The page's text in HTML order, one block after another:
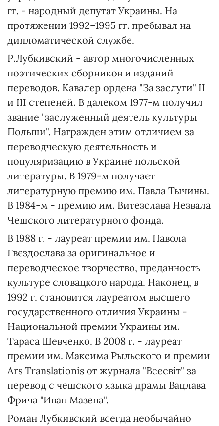
гг. - народный депутат Украины. На
протяжении 1992–1995 гг. пребывал на
дипломатической службе.
Р.Лубкивский - автор многочисленных
поэтических сборников и изданий
переводов. Кавалер ордена "За заслуги" II
и III степеней. В далеком 1977-м получил
звание "заслуженный деятель культуры
Польши". Награжден этим отличием за
переводческую деятельность и
популяризацию в Украине польской
литературы. В 1979-м получает
литературную премию им. Павла Тычины.
В 1984-м - премию им. Витезслава Незвала
Чешского литературного фонда.
В 1988 г. - лауреат премии им. Павола
Гвездослава за оригинальное и
переводческое творчество, преданность
культуре словацкого народа. Наконец, в
1992 г. становится лауреатом высшего
государственного отличия Украины -
Национальной премии Украины им.
Тараса Шевченко. В 2008 г. - лауреат
премии им. Максима Рыльского и премии
Ars Translationis от журнала "Всесвіт" за
перевод с чешского языка драмы Вацлава
Фрича "Иван Мазепа".
Роман Лубкивский всегда необычайно